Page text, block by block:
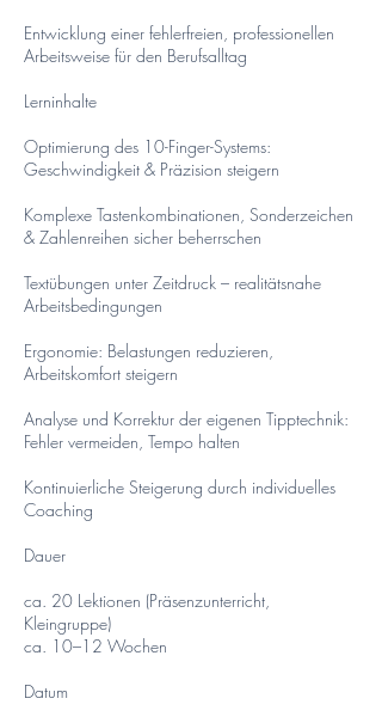
Entwicklung einer fehlerfreien, professionellen
Arbeitsweise für den Berufsalltag
Lerninhalte
Optimierung des 10-Finger-Systems:
Geschwindigkeit & Präzision steigern
Komplexe Tastenkombinationen, Sonderzeichen
& Zahlenreihen sicher beherrschen
Textübungen unter Zeitdruck – realitätsnahe
Arbeitsbedingungen
Ergonomie: Belastungen reduzieren,
Arbeitskomfort steigern
Analyse und Korrektur der eigenen Tipptechnik:
Fehler vermeiden, Tempo halten
Kontinuierliche Steigerung durch individuelles
Coaching
Dauer
ca. 20 Lektionen (Präsenzunterricht,
Kleingruppe)
ca. 10–12 Wochen
Datum